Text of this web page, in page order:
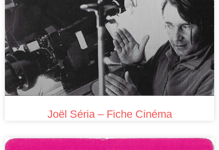
Joël Séria – Fiche Cinéma